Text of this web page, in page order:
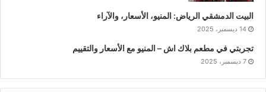
البيت الدمشقي الرياض: المنيو، الأسعار، والآراء
14 ديسمبر، 2025
تجربتي في مطعم بلاك اش – المنيو مع الأسعار والتقييم
7 ديسمبر، 2025